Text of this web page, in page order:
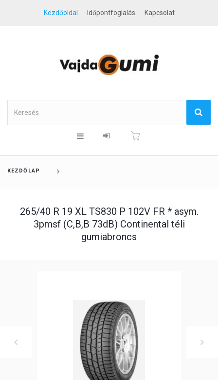
Kezdőoldal Időpontfoglalás Kapcsolat
KEZDŐLAP
265/40 R 19 XL TS830 P 102V FR * asym.
3pmsf (C,B,B 73dB) Continental téli
gumiabroncs